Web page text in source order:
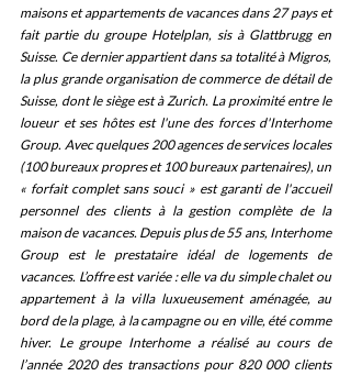
maisons et appartements de vacances dans 27 pays et
fait partie du groupe Hotelplan, sis à Glattbrugg en
Suisse. Ce dernier appartient dans sa totalité à Migros,
la plus grande organisation de commerce de détail de
Suisse, dont le siège est à Zurich. La proximité entre le
loueur et ses hôtes est l'une des forces d'Interhome
Group. Avec quelques 200 agences de services locales
(100 bureaux propres et 100 bureaux partenaires), un
« forfait complet sans souci » est garanti de l'accueil
personnel des clients à la gestion complète de la
maison de vacances. Depuis plus de 55 ans, Interhome
Group est le prestataire idéal de logements de
vacances. L’offre est variée : elle va du simple chalet ou
appartement à la villa luxueusement aménagée, au
bord de la plage, à la campagne ou en ville, été comme
hiver. Le groupe Interhome a réalisé au cours de
l’année 2020 des transactions pour 820 000 clients